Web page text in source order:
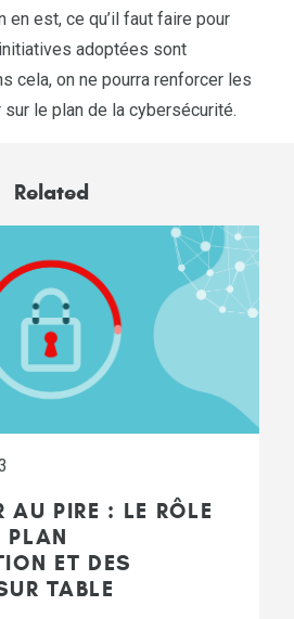
en est, ce qu’il faut faire pour
adoptées sont
cela, on ne pourra renforcer les
le plan de la cybersécurité.
Related
AU PIRE : LE RÔLE
ET DES
TABLE